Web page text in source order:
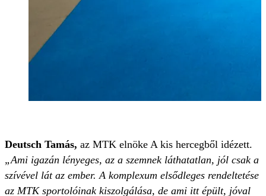
Deutsch Tamás, az MTK elnöke A kis hercegből idézett.
„Ami igazán lényeges, az a szemnek láthatatlan, jól csak a
szívével lát az ember. A komplexum elsődleges rendeltetése
az MTK sportolóinak kiszolgálása, de ami itt épült, jóval